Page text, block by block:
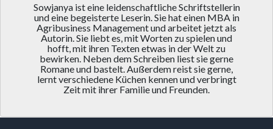
Sowjanya ist eine leidenschaftliche Schriftstellerin
und eine begeisterte Leserin. Sie hat einen MBA in
Agribusiness Management und arbeitet jetzt als
Autorin. Sie liebt es, mit Worten zu spielen und
hofft, mit ihren Texten etwas in der Welt zu
bewirken. Neben dem Schreiben liest sie gerne
Romane und bastelt. Außerdem reist sie gerne,
lernt verschiedene Küchen kennen und verbringt
Zeit mit ihrer Familie und Freunden.